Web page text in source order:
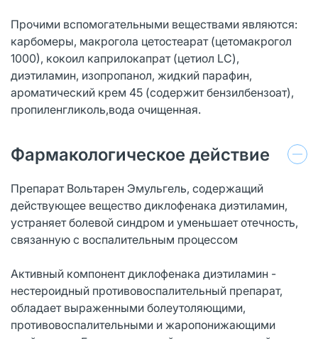
Прочими вспомогательными веществами являются:
карбомеры, макрогола цетостеарат (цетомакрогол
1000), кокоил каприлокапрат (цетиол LC),
диэтиламин, изопропанол, жидкий парафин,
ароматический крем 45 (содержит бензилбензоат),
пропиленгликоль,вода очищенная.
Фармакологическое действие
Препарат Вольтарен Эмульгель, содержащий
действующее вещество диклофенака диэтиламин,
устраняет болевой синдром и уменьшает отечность,
связанную с воспалительным процессом
Активный компонент диклофенака диэтиламин -
нестероидный противовоспалительный препарат,
обладает выраженными болеутоляющими,
противовоспалительными и жаропонижающими